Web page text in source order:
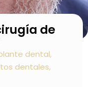
de
dental,
dentales,